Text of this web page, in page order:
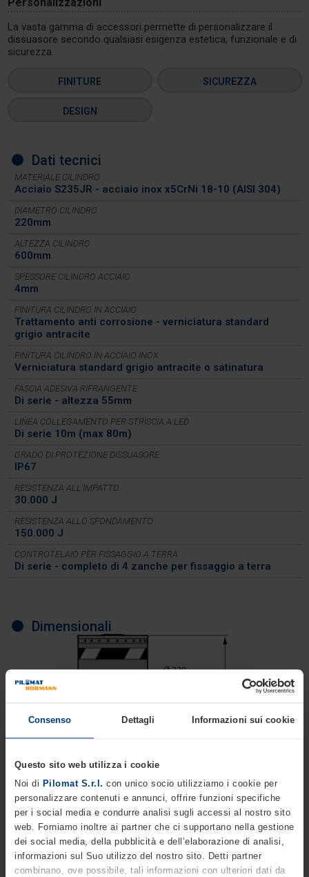
Consenso Dettagli Informazioni sui cookie
Questo sito web utilizza i cookie
Noi di Pilomat S.r.l. con unico socio utilizziamo i cookie per
personalizzare contenuti e annunci, offrire funzioni specifiche
per i social media e condurre analisi sugli accessi al nostro sito
web. Forniamo inoltre ai partner che ci supportano nella gestione
dei social media, della pubblicità e dell’elaborazione di analisi,
informazioni sul Suo utilizzo del nostro sito. Detti partner
combinano, ove possibile, tali informazioni con ulteriori dati da
Personalizzazioni
La vasta gamma di accessori permette di personalizzare il
dissuasore secondo qualsiasi esigenza estetica, funzionale e di
sicurezza.
FINITURE SICUREZZA
DESIGN
Dati tecnici
MATERIALE CILINDRO
Acciaio S235JR - acciaio inox x5CrNi 18-10 (AISI 304)
DIAMETRO CILINDRO
220mm
ALTEZZA CILINDRO
600mm
SPESSORE CILINDRO ACCIAIO
4mm
FINITURA CILINDRO IN ACCIAIO
Trattamento anti corrosione - verniciatura standard
grigio antracite
FINITURA CILINDRO IN ACCIAIO INOX
Verniciatura standard grigio antracite o satinatura
FASCIA ADESIVA RIFRANGENTE
Di serie - altezza 55mm
LINEA COLLEGAMENTO PER STRISCIA A LED
Di serie 10m (max 80m)
GRADO DI PROTEZIONE DISSUASORE
IP67
RESISTENZA ALL’IMPATTO
30.000 J
RESISTENZA ALLO SFONDAMENTO
150.000 J
CONTROTELAIO PER FISSAGGIO A TERRA
Di serie - completo di 4 zanche per fissaggio a terra
Dimensionali